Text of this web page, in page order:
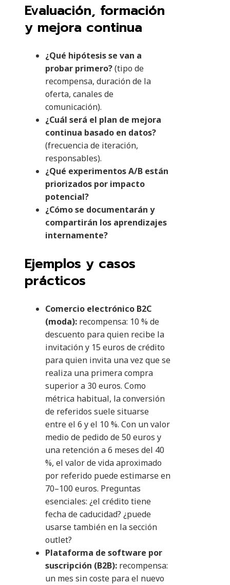
Evaluación, formación
y mejora continua
¿Qué hipótesis se van a
probar primero?(tipo de
recompensa, duración de la
oferta, canales de
comunicación).
¿Cuál será el plan de mejora
continua basado en datos?
(frecuencia de iteración,
responsables).
¿Qué experimentos A/B están
priorizados por impacto
potencial?
¿Cómo se documentarán y
compartirán los aprendizajes
internamente?
Ejemplos y casos
prácticos
Comercio electrónico B2C
(moda): recompensa: 10 % de
descuento para quien recibe la
invitación y 15 euros de crédito
para quien invita una vez que se
realiza una primera compra
superior a 30 euros. Como
métrica habitual, la conversión
de referidos suele situarse
entre el 6 y el 10 %. Con un valor
medio de pedido de 50 euros y
una retención a 6 meses del 40
%, el valor de vida aproximado
por referido puede estimarse en
70–100 euros. Preguntas
esenciales: ¿el crédito tiene
fecha de caducidad? ¿puede
usarse también en la sección
outlet?
Plataforma de software por
suscripción (B2B): recompensa:
un mes sin coste para el nuevo